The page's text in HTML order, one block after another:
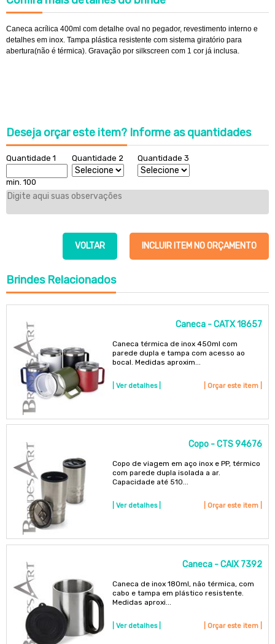
Caneca acrílica 400ml com detalhe oval no pegador, revestimento interno e
detalhes em inox. Tampa plástica resistente com sistema giratório para
abertura(não é térmica). Gravação por silkscreen com 1 cor já inclusa.
Deseja orçar este item? Informe as quantidades
Quantidade 1
min. 100
Quantidade 2 Quantidade 3
INCLUIR ITEM NO ORÇAMENTO
VOLTAR
BrindesRelacionados
Caneca - CATX 18657
Caneca térmica de inox 450ml com
parede dupla e tampa com acesso ao
bocal. Medidas aproxim...
| Ver detalhes | | Orçar este item |
Copo - CTS 94676
Copo de viagem em aço inox e PP, térmico
com parede dupla isolada a ar.
Capacidade até 510...
| Ver detalhes | | Orçar este item |
Caneca - CAIX 7392
Caneca de inox 180ml, não térmica, com
cabo e tampa em plástico resistente.
Medidas aproxi...
| Ver detalhes | | Orçar este item |